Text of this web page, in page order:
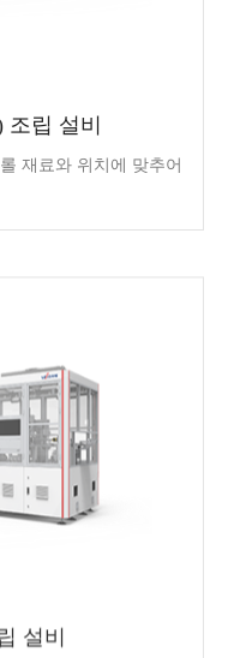
립 설비
재료와 위치에 맞추어
설비
립하여 최종적으로 러